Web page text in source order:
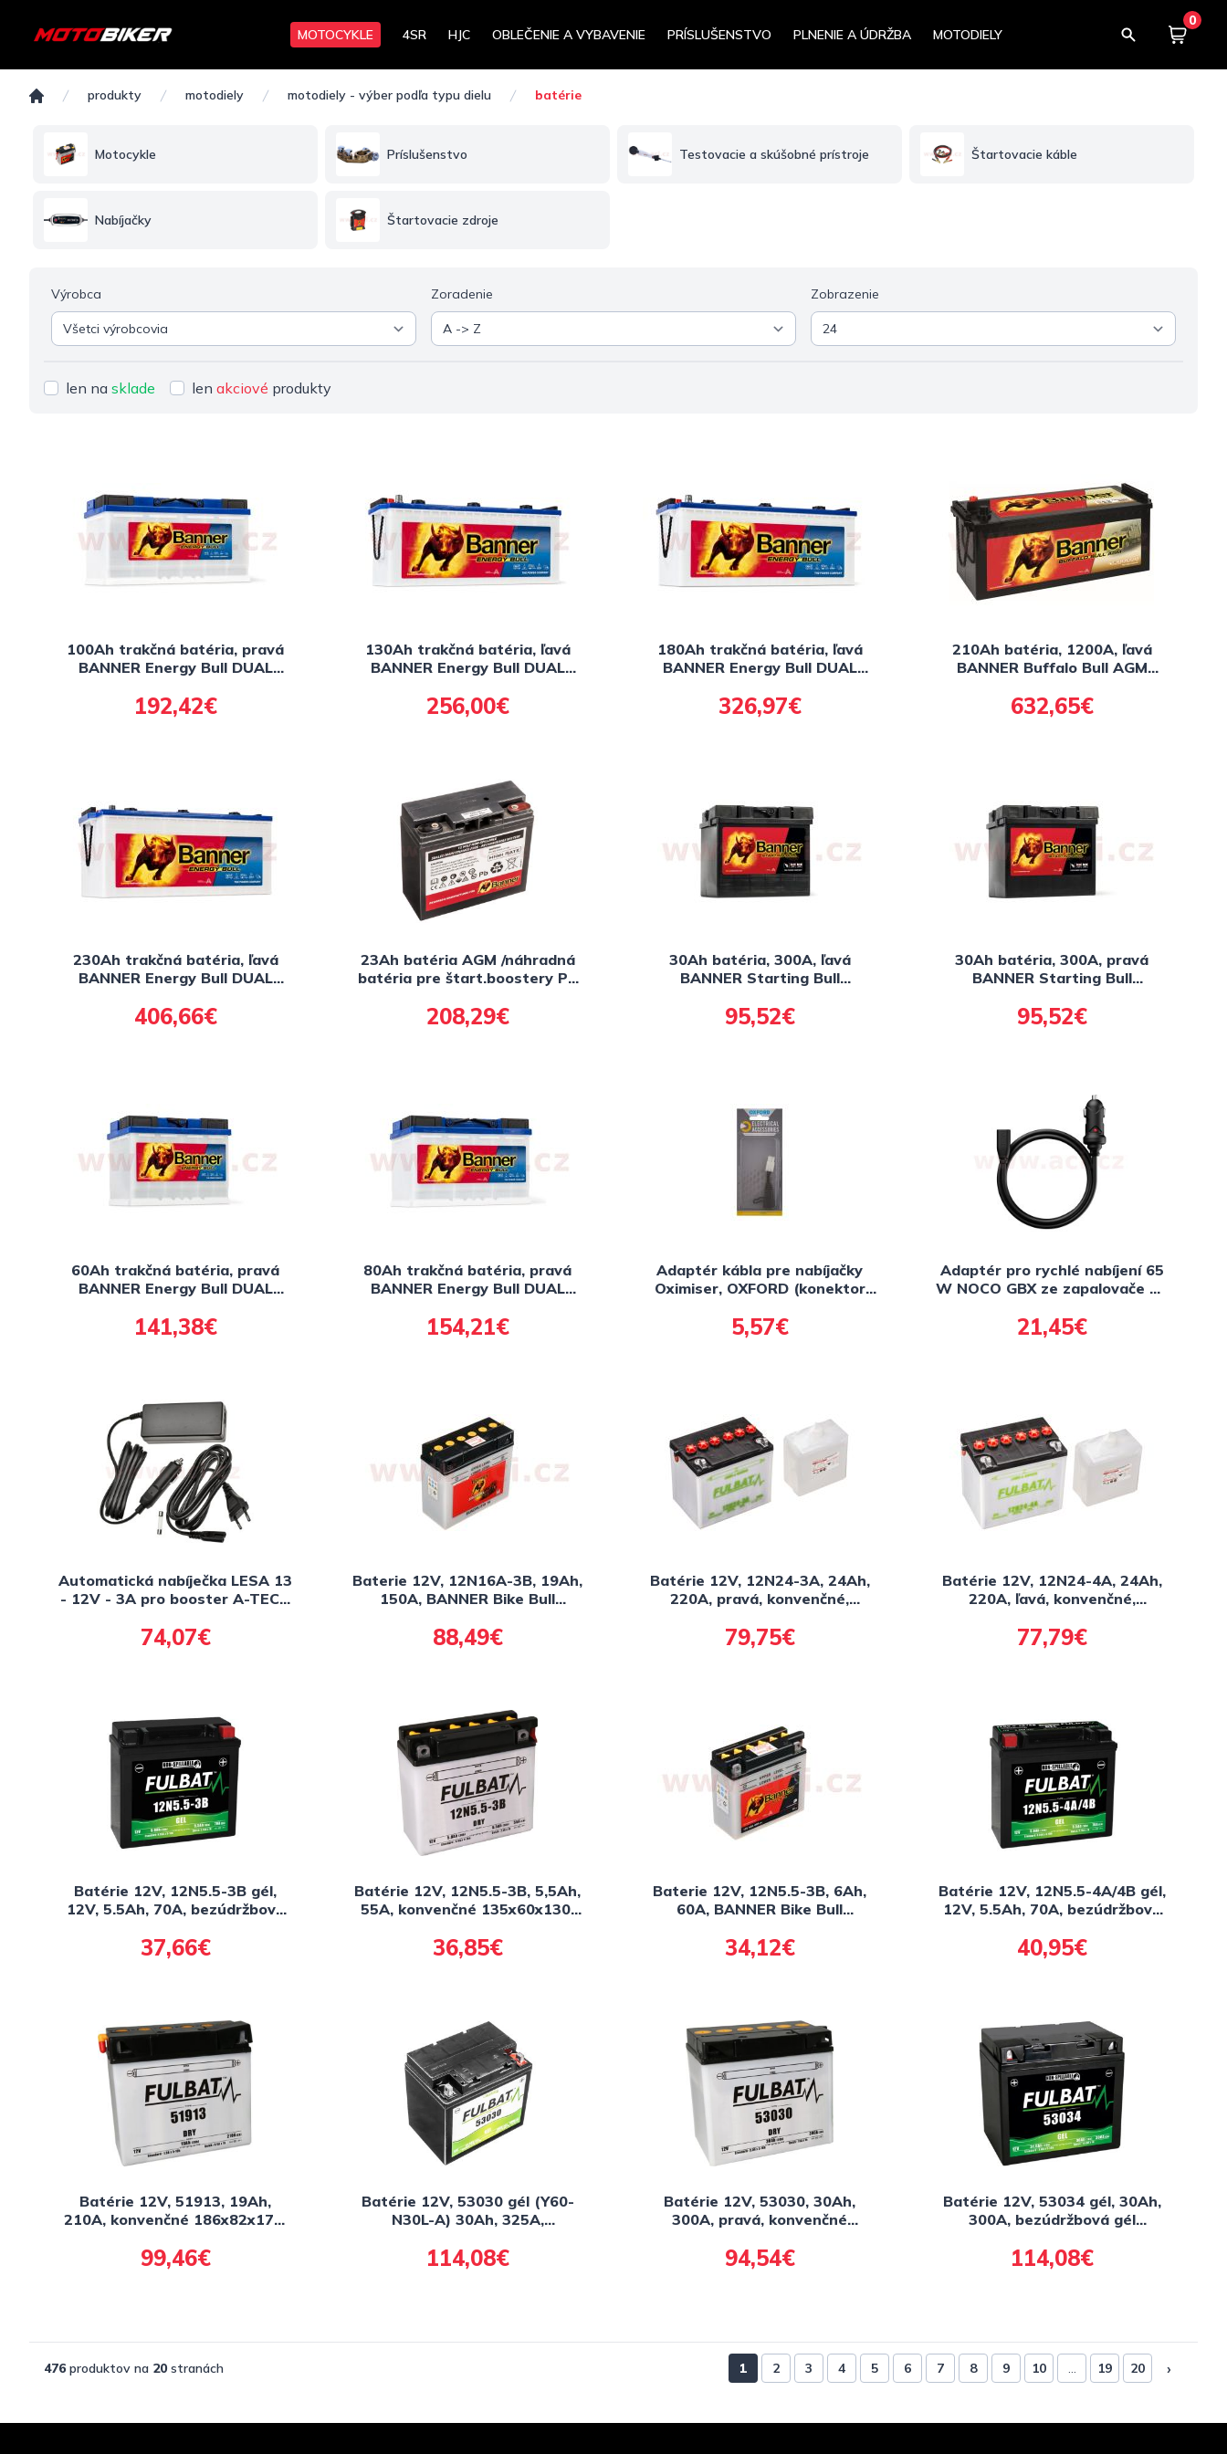
MOTOCYKLE 4SR HJC OBLEČENIE A VYBAVENIE PRÍSLUŠENSTVO PLNENIE A ÚDRŽBA MOTODIELY
0
Košík
produkty motodiely motodiely - výber podľa typu dielu batérie
Motocykle Príslušenstvo Testovacie a skúšobné prístroje Štartovacie káble
Nabíjačky Štartovacie zdroje
Výrobca Zoradenie Zobrazenie
len na sklade len akciové produkty
100Ah trakčná batéria, pravá
BANNER Energy Bull DUAL
192,42€
130Ah trakčná batéria, ľavá
BANNER Energy Bull DUAL
256,00€
180Ah trakčná batéria, ľavá
BANNER Energy Bull DUAL
326,97€
210Ah batéria, 1200A, ľavá
BANNER Buffalo Bull AGM
632,65€
230Ah trakčná batéria, ľavá
BANNER Energy Bull DUAL
406,66€
23Ah batéria AGM /náhradná
batéria pre štart.boostery PB
2300/4600A/
208,29€
30Ah batéria, 300A, ľavá
BANNER Starting Bull
95,52€
30Ah batéria, 300A, pravá
BANNER Starting Bull
95,52€
60Ah trakčná batéria, pravá
BANNER Energy Bull DUAL
141,38€
80Ah trakčná batéria, pravá
BANNER Energy Bull DUAL
154,21€
Adaptér kábla pre nabíjačky
Oximiser, OXFORD (konektor
5,57€
Adaptér pro rychlé nabíjení 65
W NOCO GBX ze zapalovače 12
21,45€
Automatická nabíječka LESA 13
- 12V - 3A pro booster A-TECH
BANNER P3 / P Start Truck
74,07€
Baterie 12V, 12N16A-3B, 19Ah,
150A, BANNER Bike Bull
88,49€
Batérie 12V, 12N24-3A, 24Ah,
220A, pravá, konvenčné,
balenie elektrolytu)
79,75€
Batérie 12V, 12N24-4A, 24Ah,
220A, ľavá, konvenčné,
balenie elektrolytu)
77,79€
Batérie 12V, 12N5.5-3B gél,
12V, 5.5Ah, 70A, bezúdržbová
FULBAT (aktivovaná ve výrobe)
37,66€
Batérie 12V, 12N5.5-3B, 5,5Ah,
55A, konvenčné 135x60x130,
elektrolytu)
36,85€
Baterie 12V, 12N5.5-3B, 6Ah,
60A, BANNER Bike Bull
34,12€
Batérie 12V, 12N5.5-4A/4B gél,
12V, 5.5Ah, 70A, bezúdržbová
FULBAT (aktivovaná ve výrobe)
40,95€
Batérie 12V, 51913, 19Ah,
210A, konvenčné 186x82x171,
elektrolytu)
99,46€
Batérie 12V, 53030 gél (Y60-
N30L-A) 30Ah, 325A,
184x124x170 FULBAT
(aktivovaná ve výrobe)
114,08€
Batérie 12V, 53030, 30Ah,
300A, pravá, konvenčné
balenie elektrolytu)
94,54€
Batérie 12V, 53034 gél, 30Ah,
300A, bezúdržbová gél
FULBAT (aktivovaná ve výrobe)
114,08€
476 produktov na 20 stranách 1 2 3 4 5 6 7 8 9 10 ... 19 20 ›